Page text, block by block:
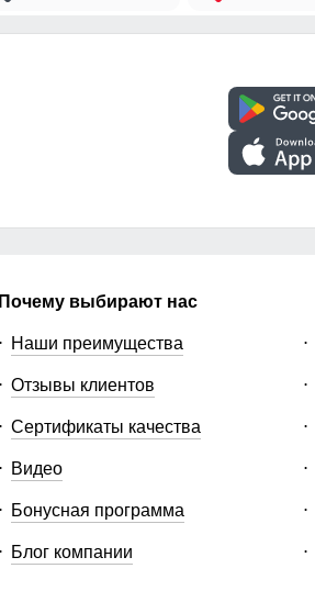
Почему выбирают нас
Наши преимущества
Отзывы клиентов
Сертификаты качества
Видео
Бонусная программа
Блог компании